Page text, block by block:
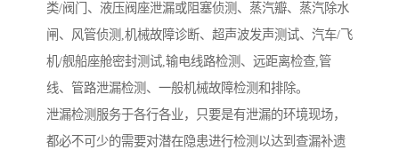
类/阀门、液压阀座泄漏或阻塞侦测、蒸汽瓣、蒸汽除水
闸、风管侦测,机械故障诊断、超声波发声测试、汽车/飞
机/舰船座舱密封测试,输电线路检测、远距离检查,管
线、管路泄漏检测、一般机械故障检测和排除。
泄漏检测服务于各行各业，只要是有泄漏的环境现场，
都必不可少的需要对潜在隐患进行检测以达到查漏补遗